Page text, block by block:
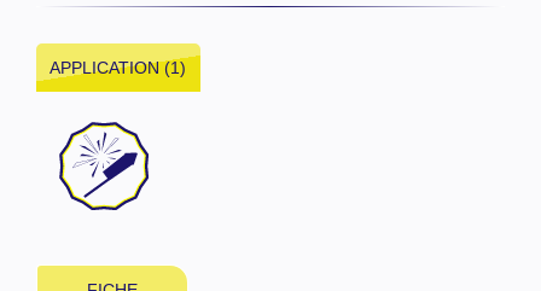
APPLICATION (1)